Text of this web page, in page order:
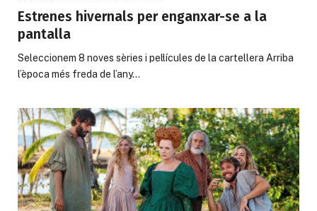
Estrenes hivernals per enganxar-se a la
pantalla
Seleccionem 8 noves sèries i pel·lícules de la cartellera Arriba
l’època més freda de l’any…